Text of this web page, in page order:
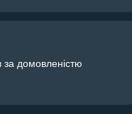
домовленістю